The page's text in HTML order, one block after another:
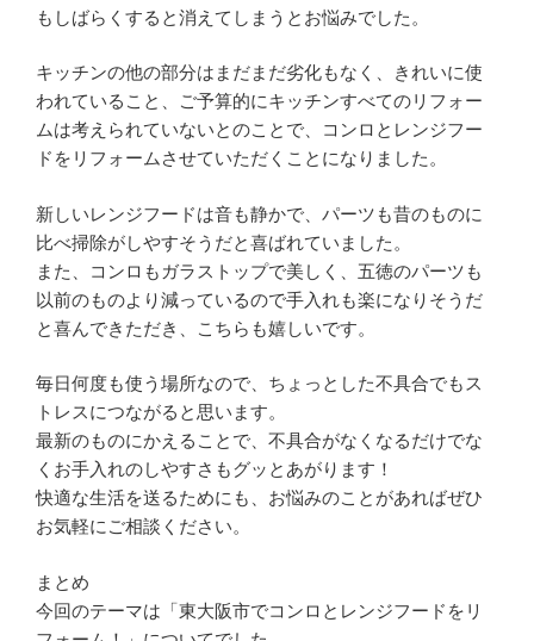
もしばらくすると消えてしまうとお悩みでした。
キッチンの他の部分はまだまだ劣化もなく、きれいに使
われていること、ご予算的にキッチンすべてのリフォー
ムは考えられていないとのことで、コンロとレンジフー
ドをリフォームさせていただくことになりました。
新しいレンジフードは音も静かで、パーツも昔のものに
比べ掃除がしやすそうだと喜ばれていました。
また、コンロもガラストップで美しく、五徳のパーツも
以前のものより減っているので手入れも楽になりそうだ
と喜んできただき、こちらも嬉しいです。
毎日何度も使う場所なので、ちょっとした不具合でもス
トレスにつながると思います。
最新のものにかえることで、不具合がなくなるだけでな
くお手入れのしやすさもグッとあがります！
快適な生活を送るためにも、お悩みのことがあればぜひ
お気軽にご相談ください。
まとめ
今回のテーマは「東大阪市でコンロとレンジフードをリ